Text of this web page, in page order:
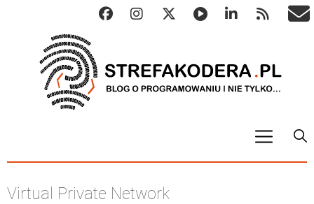
ALGO
Virtual Private Network